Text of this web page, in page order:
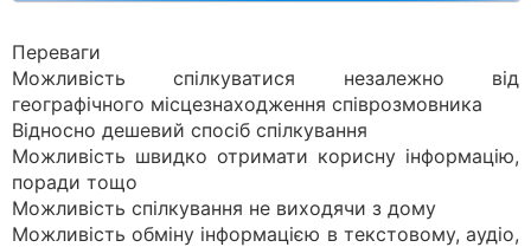
Переваги
Можливість спілкуватися незалежно від
географічного місцезнаходження співрозмовника
Відносно дешевий спосіб спілкування
Можливість швидко отримати корисну інформацію,
поради тощо
Можливість спілкування не виходячи з дому
Можливість обміну інформацією в текстовому, аудіо,